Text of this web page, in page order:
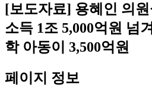
[보도자료] 용혜인 의
소득 1조 5,000억원 넘
학 아동이 3,500억원
페이지 정보